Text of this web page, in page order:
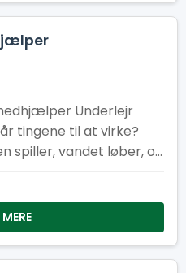
af at være dagens
Underlejr
tingene til at virke?
spiller, vandet løber, og
en del af holdet bag
at hænge sammen.